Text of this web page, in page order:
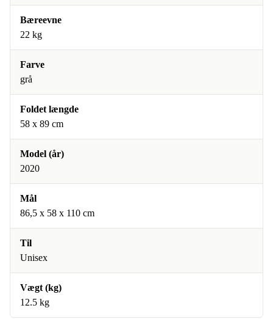
Bæreevne
22 kg
Farve
grå
Foldet længde
58 x 89 cm
Model (år)
2020
Mål
86,5 x 58 x 110 cm
Til
Unisex
Vægt (kg)
12.5 kg